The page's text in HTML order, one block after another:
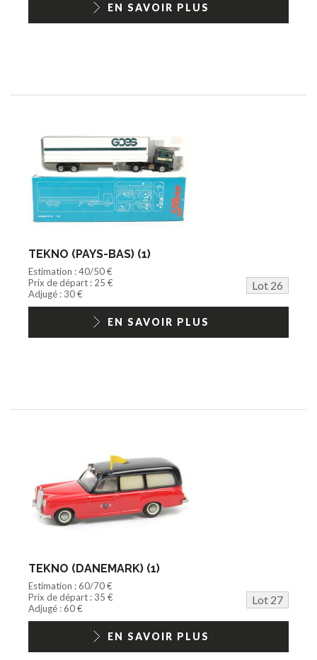
EN SAVOIR PLUS
TEKNO (PAYS-BAS) (1)
Estimation : 40/50 €
Prix de départ : 25 €
Lot 26
Adjugé : 30 €
EN SAVOIR PLUS
TEKNO (DANEMARK) (1)
Estimation : 60/70 €
Prix de départ : 35 €
Lot 27
Adjugé : 60 €
EN SAVOIR PLUS